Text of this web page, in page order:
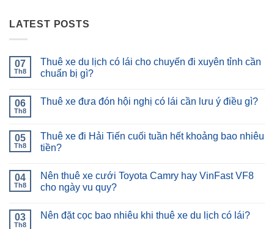
LATEST POSTS
07
Th8
Thuê xe du lịch có lái cho chuyến đi xuyên tỉnh cần
chuẩn bị gì?
06
Th8
Thuê xe đưa đón hội nghị có lái cần lưu ý điều gì?
05
Th8
Thuê xe đi Hải Tiến cuối tuần hết khoảng bao nhiêu
tiền?
04
Th8
Nên thuê xe cưới Toyota Camry hay VinFast VF8
cho ngày vu quy?
03
Th8
Nên đặt cọc bao nhiêu khi thuê xe du lịch có lái?